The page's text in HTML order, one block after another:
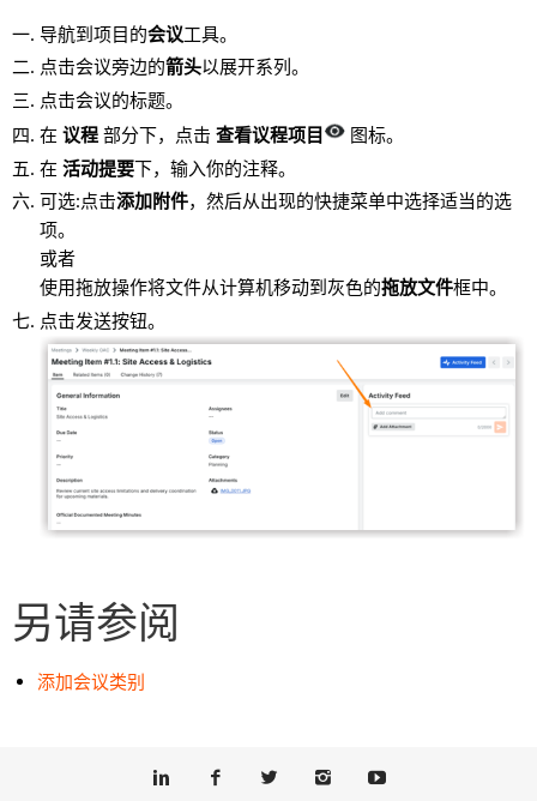
导航到项目的会议工具。
点击会议旁边的箭头以展开系列。
点击会议的标题。
在 议程部分下，点击 查看议程项目
图标。
在 活动提要下，输入你的注释。
可选:点击添加附件，然后从出现的快捷菜单中选择适当的选
项。
或者
使用拖放操作将文件从计算机移动到灰色的拖放文件框中。
点击发送按钮。
另请参阅
添加会议类别